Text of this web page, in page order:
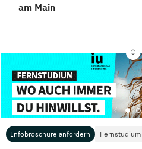
Infobroschüre anfordern
am Main
Für Studierende
Übersicht Studienportale